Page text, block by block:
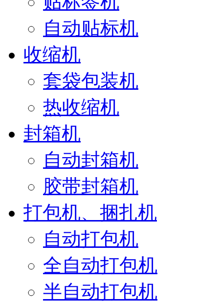
自动贴标机
收缩机
套袋包装机
热收缩机
封箱机
自动封箱机
胶带封箱机
打包机、捆扎机
自动打包机
全自动打包机
半自动打包机